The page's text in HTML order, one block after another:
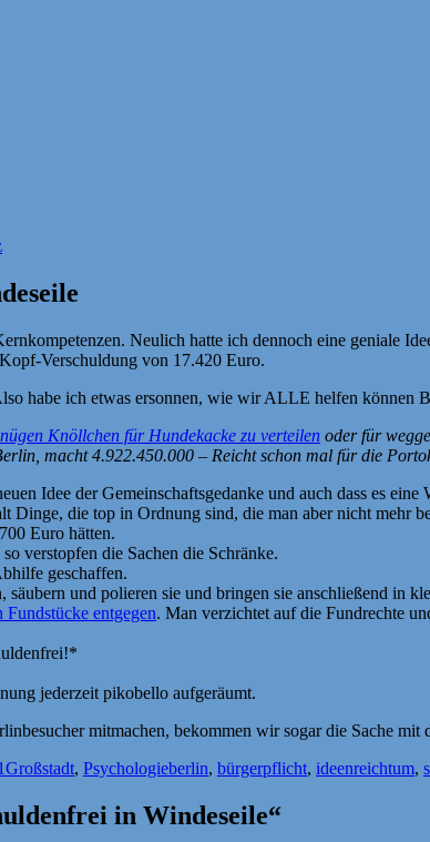
Neulich hatte ich dennoch eine geniale
Verschuldung von 17.420 Euro.
habe ich etwas ersonnen, wie wir ALLE helfen können
Knöllchen für Hundekacke zu verteilen oder für
macht 4.922.450.000 – Reicht schon mal für die
Idee der Gemeinschaftsgedanke und auch dass es
Dinge, die top in Ordnung sind, die man aber nicht mehr
Euro hätten.
verstopfen die Sachen die Schränke.
geschaffen.
säubern und polieren sie und bringen sie anschließend in
entgegen. Man verzichtet auf die Fundrechte
jederzeit pikobello aufgeräumt.
mitmachen, bekommen wir sogar die Sache mit
Kategorien
Großstadt, PsychologieSchlagwörter
berlin, bürgerpflicht, ideenreichtum,
in Windeseile“